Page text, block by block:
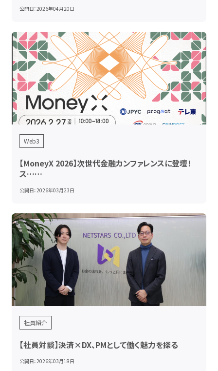
公開日：2026年04月20日
Web3
【MoneyX 2026】次世代金融カンファレンスに登壇！
ス……
公開日：2026年03月23日
社員紹介
【社員対談】決済×DX、PMとして働く魅力を探る
公開日：2026年03月18日